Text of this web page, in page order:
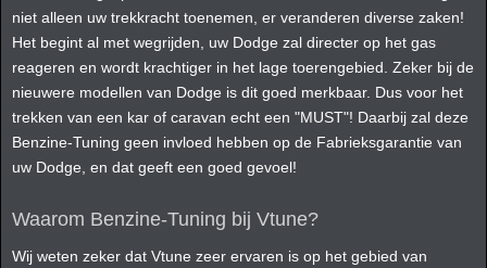
niet alleen uw trekkracht toenemen, er veranderen diverse zaken!
Het begint al met wegrijden, uw Dodge zal directer op het gas
reageren en wordt krachtiger in het lage toerengebied. Zeker bij de
nieuwere modellen van Dodge is dit goed merkbaar. Dus voor het
trekken van een kar of caravan echt een "MUST"! Daarbij zal deze
Benzine-Tuning geen invloed hebben op de Fabrieksgarantie van
uw Dodge, en dat geeft een goed gevoel!
Waarom Benzine-Tuning bij Vtune?
Wij weten zeker dat Vtune zeer ervaren is op het gebied van